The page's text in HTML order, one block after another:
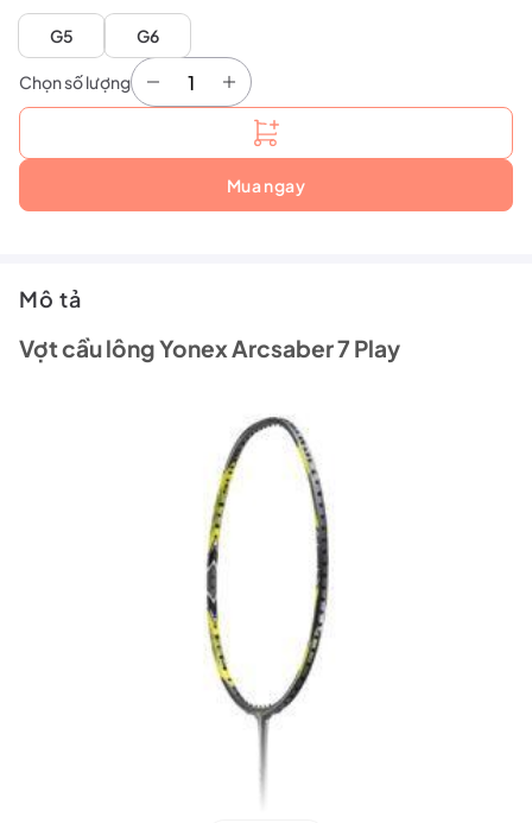
G5 G6
Chọn số lượng
Vợt cầu lông Yonex Arcsaber 7 Play số lượng
Mua ngay
Mô tả
Vợt cầu lông Yonex Arcsaber 7 Play